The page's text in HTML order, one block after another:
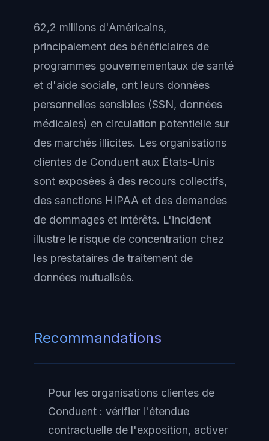
62,2 millions d'Américains,
principalement des bénéficiaires de
programmes gouvernementaux de santé
et d'aide sociale, ont leurs données
personnelles sensibles (SSN, données
médicales) en circulation potentielle sur
des marchés illicites. Les organisations
clientes de Conduent aux États-Unis
sont exposées à des recours collectifs,
des sanctions HIPAA et des demandes
de dommages et intérêts. L'incident
illustre le risque de concentration chez
les prestataires de traitement de
données mutualisés.
Recommandations
Pour les organisations clientes de
Conduent : vérifier l'étendue
contractuelle de l'exposition, activer